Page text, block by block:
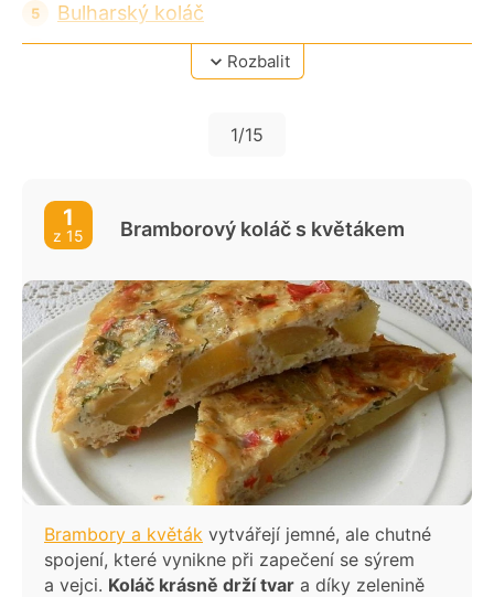
Bulharský koláč
Zelný koláč
Quiche lorraine - slaný koláč
Slaný koláč se špenátem a cottage
Velikonoční špenátový koláč s vejci
koláč)
Křupavý bramborový koláč s cibulí a
rozmarýnem
Slaný koláč s vinnou klobásou
Slaný koláč se zelím a anglickou slaninou
Caprese koláč
Rozbalit
1/15
1
z 15 Bramborový koláč s květákem
Brambory a květák vytvářejí jemné, ale chutné
spojení, které vynikne při zapečení se sýrem
a vejci. Koláč krásně drží tvar a díky zelenině